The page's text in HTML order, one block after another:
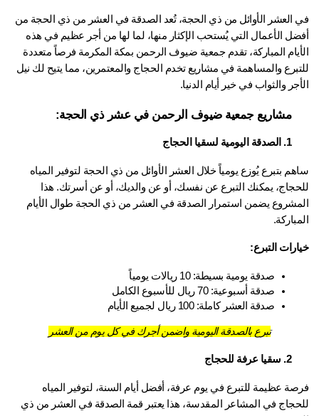
في العشر الأوائل من ذي الحجة، تُعد الصدقة في العشر من ذي الحجة من
الأيام المباركة، تقدم جمعية ضيوف الرحمن بمكة المكرمة فرصاً متعددة
للتبرع والمساهمة في مشاريع تخدم الحجاج والمعتمرين، مما يتيح لك نيل
والثواب في خير أيام الدنيا.
مشاريع جمعية ضيوف الرحمن في عشر ذي الحجة:
ساهم بتبرع يُوزع يومياً خلال العشر الأوائل من ذي الحجة لتوفير المياه
للحجاج، يمكنك التبرع عن نفسك، أو عن والديك، أو عن أسرتك. هذا
المشروع يضمن استمرار الصدقة في العشر من ذي الحجة طوال الأيام
التبرع:
صدقة يومية بسيطة: 10 ريالات يومياً
صدقة أسبوعية: 70 ريال للأسبوع الكامل
صدقة العشر كاملة: 100 ريال لجميع الأيام
تبرع بالصدقة اليومية واضمن أجرك في كل يوم من العشر
فرصة عظيمة للتبرع في يوم عرفة، أفضل أيام السنة، لتوفير المياه
للحجاج في المشاعر المقدسة، هذا يعتبر قمة الصدقة في العشر من ذي